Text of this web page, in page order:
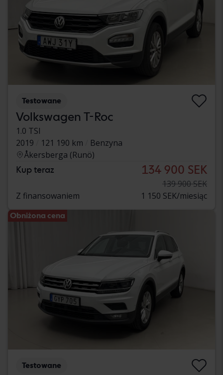
Testowane
Volkswagen T-Roc
1.0 TSI
2019
121 190 km
Benzyna
Åkersberga (Runö)
Kup teraz 134 900 SEK
139 900 SEK
Z finansowaniem
1 150 SEK/miesiąc
Obniżona cena
Testowane